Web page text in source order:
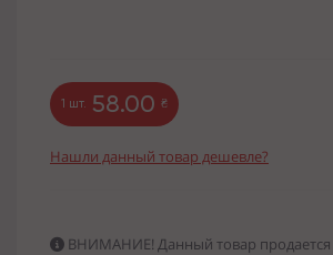
1 шт. 58.00 ₴
Нашли данный товар дешевле?
ВНИМАНИЕ! Данный товар продается